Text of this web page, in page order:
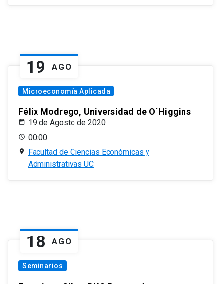
19 AGO
Microeconomía Aplicada
Félix Modrego, Universidad de O`Higgins
19 de Agosto de 2020
00:00
Facultad de Ciencias Económicas y
Administrativas UC
18 AGO
Seminarios